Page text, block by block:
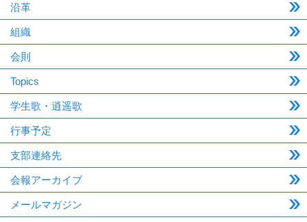
沿革
組織
会則
Topics
学生歌・逍遥歌
行事予定
支部連絡先
会報アーカイブ
メールマガジン